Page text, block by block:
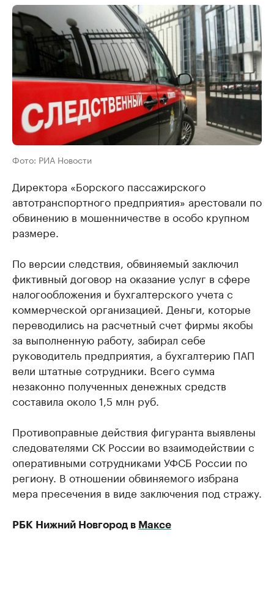
Фото: РИА Новости
Директора «Борского пассажирского
автотранспортного предприятия» арестовали по
обвинению в мошенничестве в особо крупном
размере.
По версии следствия, обвиняемый заключил
фиктивный договор на оказание услуг в сфере
налогообложения и бухгалтерского учета с
коммерческой организацией. Деньги, которые
переводились на расчетный счет фирмы якобы
за выполненную работу, забирал себе
руководитель предприятия, а бухгалтерию ПАП
вели штатные сотрудники. Всего сумма
незаконно полученных денежных средств
составила около 1,5 млн руб.
Противоправные действия фигуранта выявлены
следователями СК России во взаимодействии с
оперативными сотрудниками УФСБ России по
региону. В отношении обвиняемого избрана
мера пресечения в виде заключения под стражу.
РБК Нижний Новгород в Максе